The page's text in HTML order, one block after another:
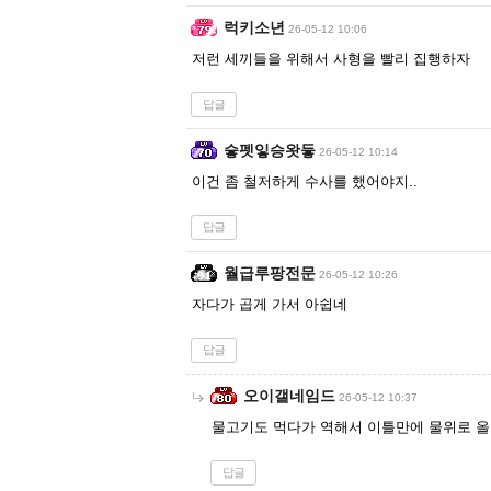
럭키소년 26-05-12 10:06
저런 세끼들을 위해서 사형을 빨리 집행하자
답글
슿펫잏승왓듷 26-05-12 10:14
이건 좀 철저하게 수사를 했어야지..
답글
월급루팡전문 26-05-12 10:26
자다가 곱게 가서 아쉽네
답글
오이갤네임드 26-05-12 10:37
물고기도 먹다가 역해서 이틀만에 물위로
답글